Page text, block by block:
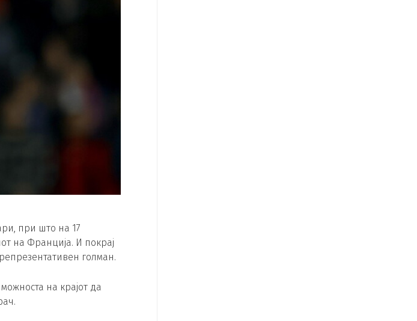
при што на 17
на Франција. И покрај
голман.
на крајот да